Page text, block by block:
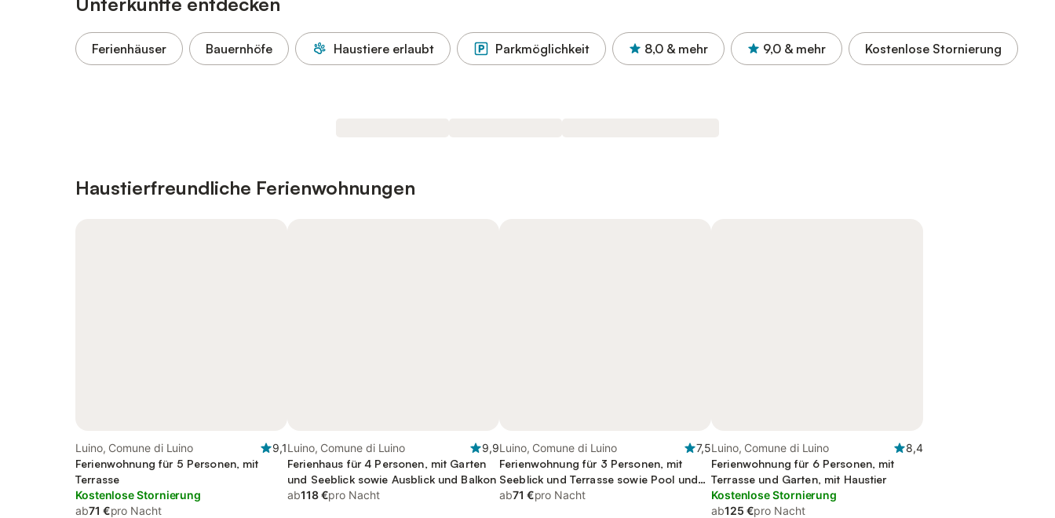
Ferienhäuser Bauernhöfe Haustiere erlaubt Parkmöglichkeit 8,0 & mehr 9,0 & mehr Kostenlose Stornierung
Haustierfreundliche Ferienwohnungen
Luino, Comune di Luino
9,1
Ferienwohnung für 5 Personen, mit
Terrasse
Kostenlose Stornierung
ab71 €pro Nacht
Luino, Comune di Luino
9,9
Ferienhaus für 4 Personen, mit Garten
und Seeblick sowie Ausblick und Balkon
ab118 €pro Nacht
Luino, Comune di Luino
7,5
Ferienwohnung für 3 Personen, mit
Seeblick und Terrasse sowie Pool und
Garten, mit Haustier
ab71 €pro Nacht
Luino, Comune di Luino
8,4
Ferienwohnung für 6 Personen, mit
Terrasse und Garten, mit Haustier
Kostenlose Stornierung
ab125 €pro Nacht